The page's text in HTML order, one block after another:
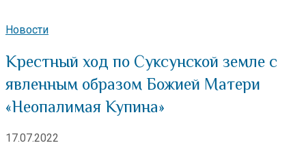
Новости
Крестный ход по Суксунской земле с
явленным образом Божией Матери
«Неопалимая Купина»
17.07.2022